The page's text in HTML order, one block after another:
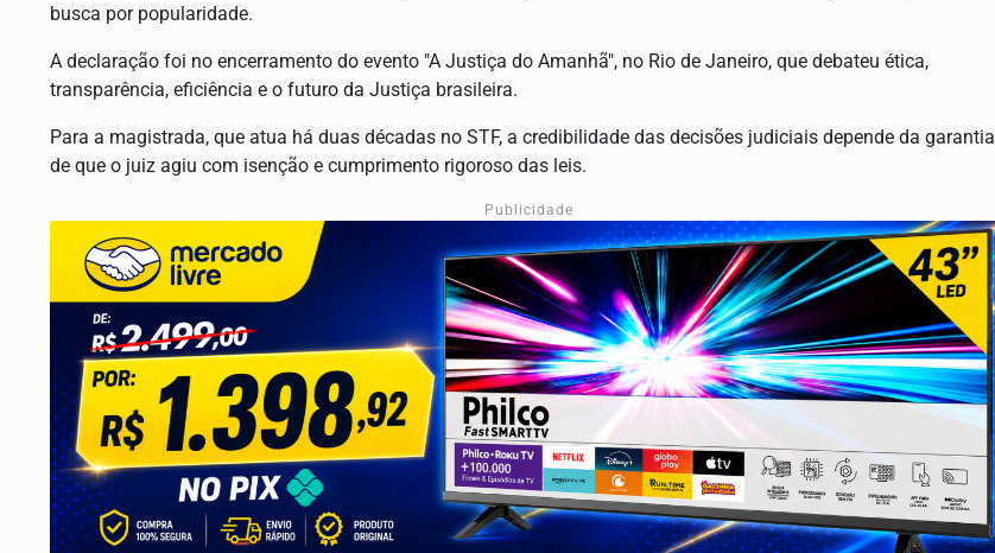
busca por popularidade.
A declaração foi no encerramento do evento "A Justiça do Amanhã", no Rio de Janeiro, que debateu ética,
transparência, eficiência e o futuro da Justiça brasileira.
Para a magistrada, que atua há duas décadas no STF, a credibilidade das decisões judiciais depende da garantia
de que o juiz agiu com isenção e cumprimento rigoroso das leis.
Publicidade